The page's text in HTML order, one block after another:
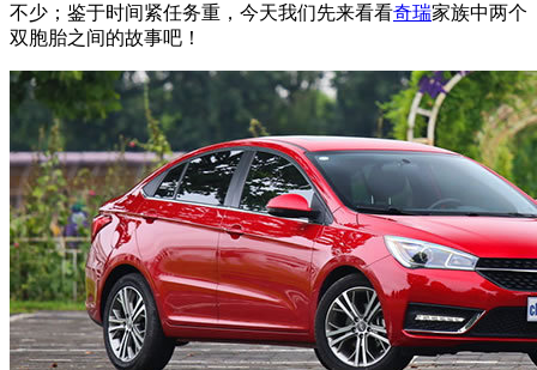
不少；鉴于时间紧任务重，今天我们先来看看奇瑞家族中两个
双胞胎之间的故事吧！